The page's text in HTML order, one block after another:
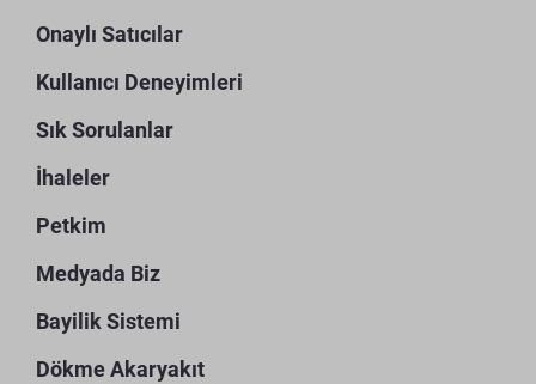
Onaylı Satıcılar
Kullanıcı Deneyimleri
Sık Sorulanlar
İhaleler
Petkim
Medyada Biz
Bayilik Sistemi
Dökme Akaryakıt